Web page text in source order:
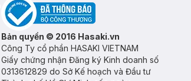
Bản quyền © 2016 Hasaki.vn
Công Ty cổ phần HASAKI VIETNAM
Giấy chứng nhận Đăng ký Kinh doanh số
0313612829 do Sở Kế hoạch và Đầu tư